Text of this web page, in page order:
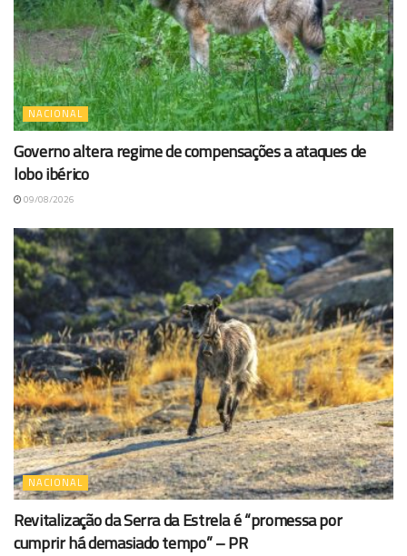
NACIONAL
Governo altera regime de compensações a ataques de
lobo ibérico
09/08/2026
NACIONAL
Revitalização da Serra da Estrela é “promessa por
cumprir há demasiado tempo” – PR